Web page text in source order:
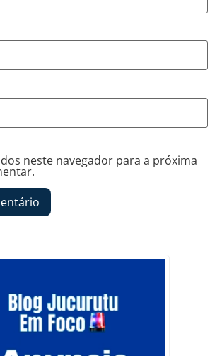
neste navegador para a próxima